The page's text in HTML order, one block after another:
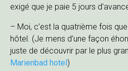
exigé que je paie 5 jours
– Moi, c’est la quatrième fois
hôtel. (Je mens d’une façon
juste de découvrir par le plus
Marienbad hotel)